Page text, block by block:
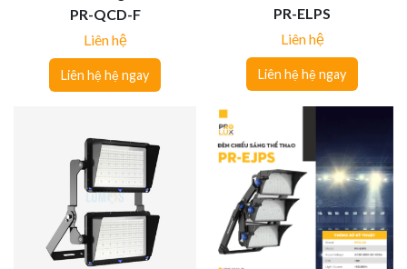
PR-QCD-F
Liên hệ
Liên hệ hệ ngay
PR-ELPS
Liên hệ
Liên hệ hệ ngay